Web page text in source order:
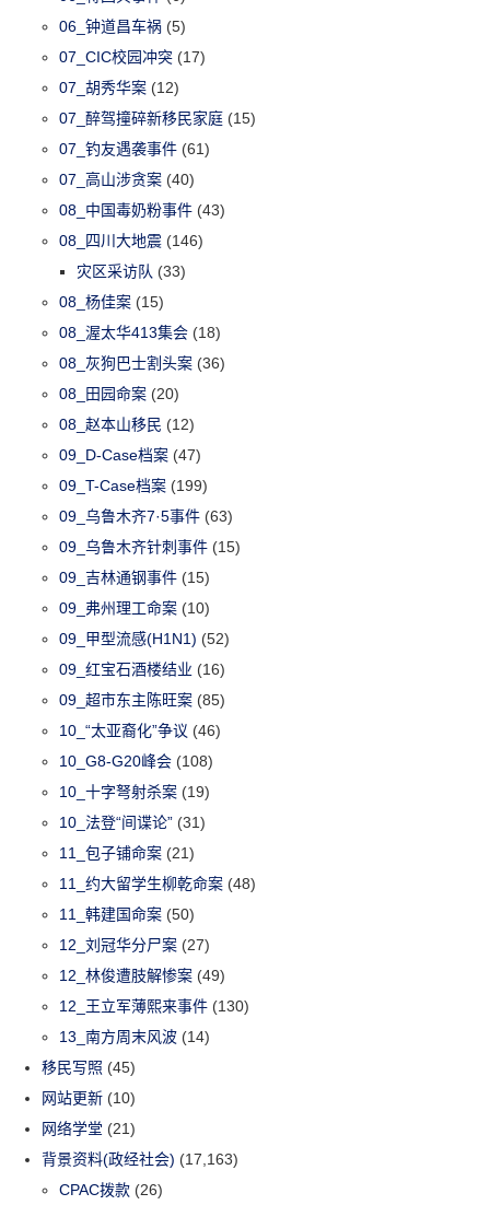
06_钟道昌车祸 (5)
07_CIC校园冲突 (17)
07_胡秀华案 (12)
07_醉驾撞碎新移民家庭 (15)
07_钓友遇袭事件 (61)
07_高山涉贪案 (40)
08_中国毒奶粉事件 (43)
08_四川大地震 (146)
灾区采访队 (33)
08_杨佳案 (15)
08_渥太华413集会 (18)
08_灰狗巴士割头案 (36)
08_田园命案 (20)
08_赵本山移民 (12)
09_D-Case档案 (47)
09_T-Case档案 (199)
09_乌鲁木齐7·5事件 (63)
09_乌鲁木齐针刺事件 (15)
09_吉林通钢事件 (15)
09_弗州理工命案 (10)
09_甲型流感(H1N1) (52)
09_红宝石酒楼结业 (16)
09_超市东主陈旺案 (85)
10_“太亚裔化”争议 (46)
10_G8-G20峰会 (108)
10_十字弩射杀案 (19)
10_法登“间谍论” (31)
11_包子铺命案 (21)
11_约大留学生柳乾命案 (48)
11_韩建国命案 (50)
12_刘冠华分尸案 (27)
12_林俊遭肢解惨案 (49)
12_王立军薄熙来事件 (130)
13_南方周末风波 (14)
移民写照 (45)
网站更新 (10)
网络学堂 (21)
背景资料(政经社会) (17,163)
CPAC拨款 (26)